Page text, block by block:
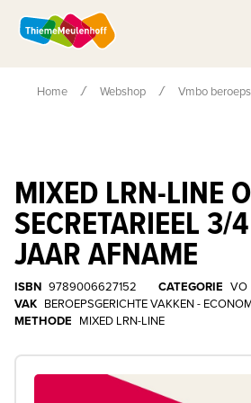
Home Webshop Vmbo
MIXED LRN-LINE
SECRETARIEEL
JAAR AFNAME
ISBN 9789006627152 CATEGORIE VO
VAK BEROEPSGERICHTE VAKKEN -
METHODE MIXED LRN-LINE